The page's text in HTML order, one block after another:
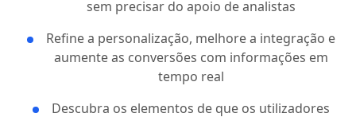
sem precisar do apoio de analistas
Refine a personalização, melhore a integração e
aumente as conversões com informações em
tempo real
Descubra os elementos de que os utilizadores